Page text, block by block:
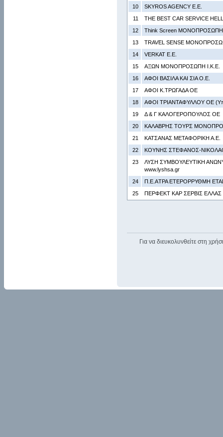
10
SKYROS AGENCY Ε.Ε.
11
THE BEST CAR SERVICE
12
Think Screen ΜΟΝΟΠΡΟΣΩΠΗ
13
TRAVEL SENSE
14
VERKAT Ε.Ε.
15
ΑΞΩΝ ΜΟΝΟΠΡΟΣΩΠΗ Ι.Κ.Ε.
16
ΑΦΟΙ ΒΑΣΙΛΑ ΚΑΙ ΣΙΑ Ο.Ε.
17
ΑΦΟΙ Κ.ΤΡΩΓΑΔΑ ΟΕ
18
ΑΦΟΙ ΤΡΙΑΝΤΑΦΥΛΛΟΥ ΟΕ
19
Δ & Γ ΚΑΛΟΓΕΡΟΠΟΥΛΟΣ ΟΕ
20
ΚΑΛΑΒΡΗΣ ΤΟΥΡΣ
21
ΚΑΤΣΑΝΑΣ ΜΕΤΑΦΟΡΙΚΗ Α.Ε.
22
ΚΟΥΝΗΣ ΣΤΕΦΑΝΟΣ-
23
ΛΥΣΗ ΣΥΜΒΟΥΛΕΥΤΙΚΗ
www.lyshsa.gr
24
Π.E.AΤΡΑ ΕΤΕΡΟΡΡΥΘΜΗ
25
ΠΕΡΦΕΚΤ ΚΑΡ ΣΕΡΒΙΣ ΕΛΛΑΣ
Για να διευκολυνθείτε στη